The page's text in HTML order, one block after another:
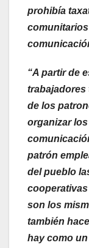
prohibía
“A partir de
trabajadores
de los
organizar
patrón
del pueblo
son los
también
hay como